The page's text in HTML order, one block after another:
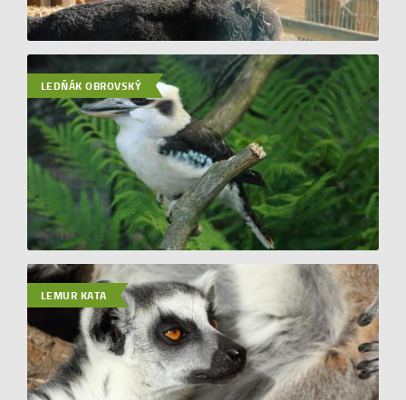
LEDŇÁK OBROVSKÝ
LEMUR KATA